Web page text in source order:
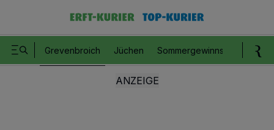
Grevenbroich Jüchen Sommergewinnspiel